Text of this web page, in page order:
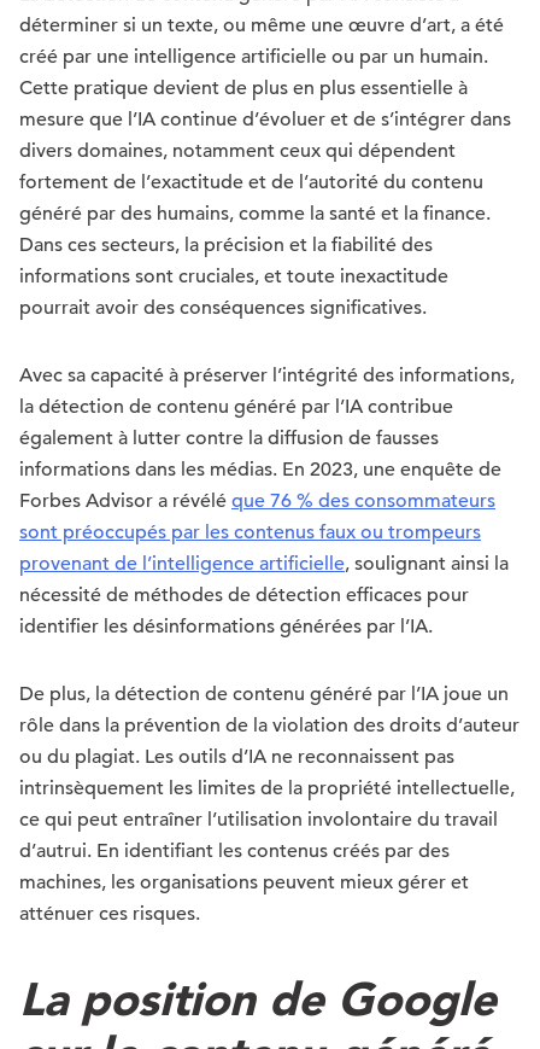
déterminer si un texte, ou même une œuvre d’art, a été
créé par une intelligence artificielle ou par un humain.
Cette pratique devient de plus en plus essentielle à
mesure que l’IA continue d’évoluer et de s’intégrer dans
divers domaines, notamment ceux qui dépendent
fortement de l’exactitude et de l’autorité du contenu
généré par des humains, comme la santé et la finance.
Dans ces secteurs, la précision et la fiabilité des
informations sont cruciales, et toute inexactitude
pourrait avoir des conséquences significatives.
Avec sa capacité à préserver l’intégrité des informations,
la détection de contenu généré par l’IA contribue
également à lutter contre la diffusion de fausses
informations dans les médias. En 2023, une enquête de
Forbes Advisor a révélé que 76 % des consommateurs
sont préoccupés par les contenus faux ou trompeurs
provenant de l’intelligence artificielle, soulignant ainsi la
nécessité de méthodes de détection efficaces pour
identifier les désinformations générées par l’IA.
De plus, la détection de contenu généré par l’IA joue un
rôle dans la prévention de la violation des droits d’auteur
ou du plagiat. Les outils d’IA ne reconnaissent pas
intrinsèquement les limites de la propriété intellectuelle,
ce qui peut entraîner l’utilisation involontaire du travail
d’autrui. En identifiant les contenus créés par des
machines, les organisations peuvent mieux gérer et
atténuer ces risques.
La position de Google